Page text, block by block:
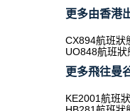
更多由香港
CX894航班狀
UO848航班狀
更多飛往曼
KE2001航班